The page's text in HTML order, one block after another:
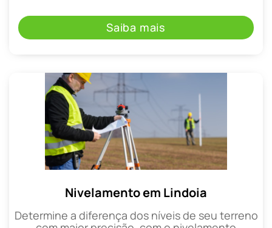
Saiba mais
Nivelamento em Lindoia
Determine a diferença dos níveis de seu terreno